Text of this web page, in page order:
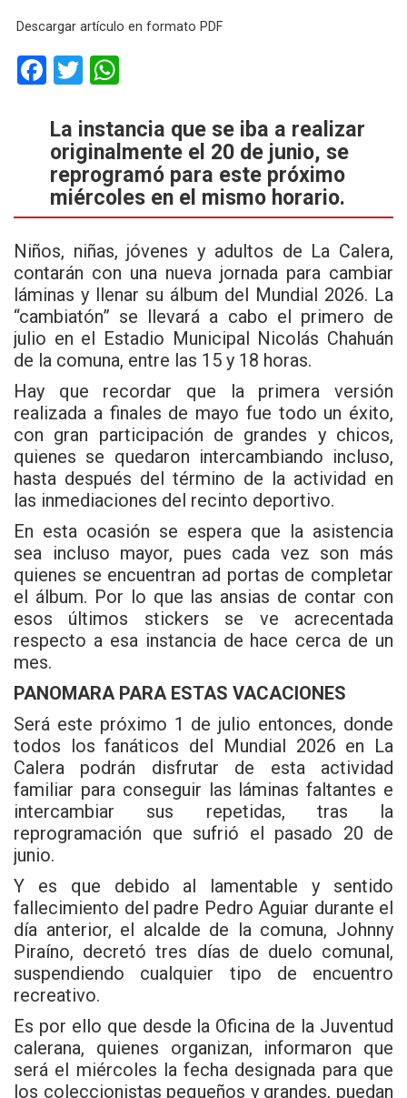
Descargar artículo en formato PDF
F
ce
b
o
o
k
T
tt
er
at
s
A
p
p
La instancia que se iba a realizar
originalmente el 20 de junio, se
reprogramó para este próximo
miércoles en el mismo horario.
Niños, niñas, jóvenes y adultos de La Calera,
contarán con una nueva jornada para cambiar
láminas y llenar su álbum del Mundial 2026. La
“cambiatón” se llevará a cabo el primero de
julio en el Estadio Municipal Nicolás Chahuán
de la comuna, entre las 15 y 18 horas.
Hay que recordar que la primera versión
realizada a finales de mayo fue todo un éxito,
con gran participación de grandes y chicos,
quienes se quedaron intercambiando incluso,
hasta después del término de la actividad en
las inmediaciones del recinto deportivo.
En esta ocasión se espera que la asistencia
sea incluso mayor, pues cada vez son más
quienes se encuentran ad portas de completar
el álbum. Por lo que las ansias de contar con
esos últimos stickers se ve acrecentada
respecto a esa instancia de hace cerca de un
mes.
PANOMARA PARA ESTAS VACACIONES
Será este próximo 1 de julio entonces, donde
todos los fanáticos del Mundial 2026 en La
Calera podrán disfrutar de esta actividad
familiar para conseguir las láminas faltantes e
intercambiar sus repetidas, tras la
reprogramación que sufrió el pasado 20 de
junio.
Y es que debido al lamentable y sentido
fallecimiento del padre Pedro Aguiar durante el
día anterior, el alcalde de la comuna, Johnny
Piraíno, decretó tres días de duelo comunal,
suspendiendo cualquier tipo de encuentro
recreativo.
Es por ello que desde la Oficina de la Juventud
calerana, quienes organizan, informaron que
será el miércoles la fecha designada para que
los coleccionistas pequeños y grandes, puedan